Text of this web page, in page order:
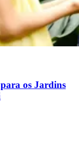
os Jardins